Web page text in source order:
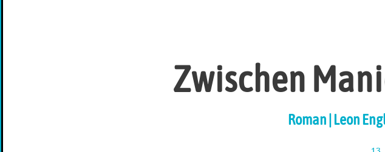
Zwischen
Roman | Leon